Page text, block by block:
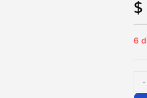
$
6
-